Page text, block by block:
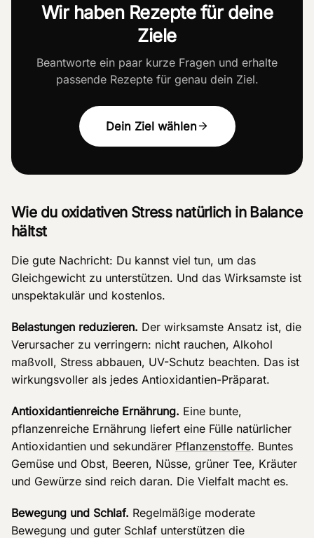
Wir haben Rezepte für deine
Ziele
Beantworte ein paar kurze Fragen und erhalte
passende Rezepte für genau dein Ziel.
Dein Ziel wählen
Wie du oxidativen Stress natürlich in Balance
hältst
Die gute Nachricht: Du kannst viel tun, um das
Gleichgewicht zu unterstützen. Und das Wirksamste ist
unspektakulär und kostenlos.
Belastungen reduzieren. Der wirksamste Ansatz ist, die
Verursacher zu verringern: nicht rauchen, Alkohol
maßvoll, Stress abbauen, UV-Schutz beachten. Das ist
wirkungsvoller als jedes Antioxidantien-Präparat.
Antioxidantienreiche Ernährung. Eine bunte,
pflanzenreiche Ernährung liefert eine Fülle natürlicher
Antioxidantien und sekundärer Pflanzenstoffe. Buntes
Gemüse und Obst, Beeren, Nüsse, grüner Tee, Kräuter
und Gewürze sind reich daran. Die Vielfalt macht es.
Bewegung und Schlaf. Regelmäßige moderate
Bewegung und guter Schlaf unterstützen die